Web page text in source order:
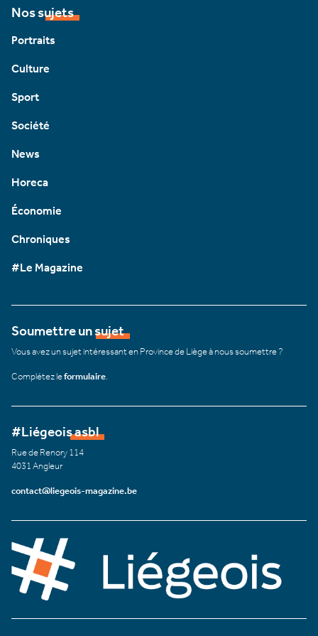
Nos sujets
Portraits
Culture
Sport
Société
News
Horeca
Économie
Chroniques
#Le Magazine
Soumettre un sujet
Vous avez un sujet intéressant en Province de Liège à nous soumettre ?
Complétez leformulaire
#Liégeois asbl
Rue de Renory 114
4031 Angleur
contact@liegeois-magazine.be